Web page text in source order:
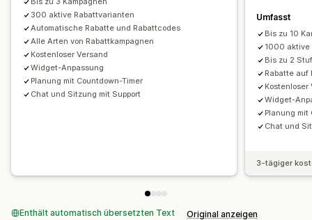
Individueller Code Währungsumrechnung
Lokalisierung
Kampagnen
Trigger und Regeln
Automatisierungen
Segmentierung Tagging
Berichterstattung Analysen
300 aktive Rabattvarianten
Automatische Rabatte und Rabattcodes
Alle Arten von Rabattkampagnen
Kostenloser Versand
Widget-Anpassung
Planung mit Countdown-Timer
Chat und Sitzung mit Support
Umfasst
Bis zu 10
1000 aktive
Bis zu 2
Rabatte auf
Kostenloser
Widget-
Planung mit
Chat und
3-tägiger
Enthält automatisch übersetzten Text Original anzeigen